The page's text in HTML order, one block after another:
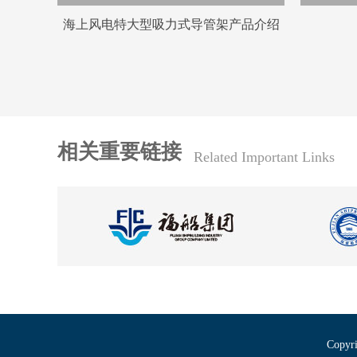
海上风电特大型吸力式导管架产品介绍
相关重要链接 Related Important Links